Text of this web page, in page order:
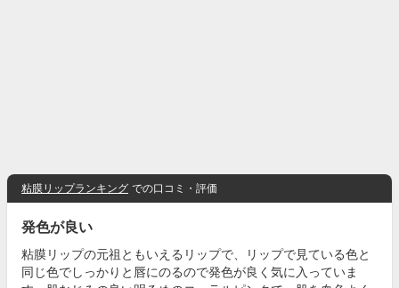
粘膜リップランキング での口コミ・評価
発色が良い
粘膜リップの元祖ともいえるリップで、リップで見ている色と
同じ色でしっかりと唇にのるので発色が良く気に入っていま